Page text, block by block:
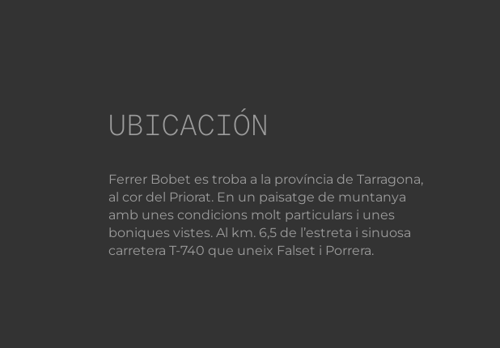
UBICACIÓN
Ferrer Bobet es troba a la província de Tarragona,
al cor del Priorat. En un paisatge de muntanya
amb unes condicions molt particulars i unes
boniques vistes. Al km. 6,5 de l’estreta i sinuosa
carretera T-740 que uneix Falset i Porrera.